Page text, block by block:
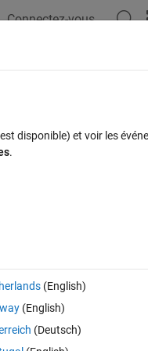
Connectez-vous
dans MATLAB Online
plot that. I tried polyfit as
disponible) et voir les
.
(English)
(English)
(Deutsch)